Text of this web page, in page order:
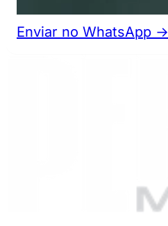
Enviar no WhatsApp →